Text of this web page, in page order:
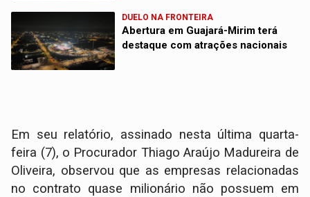
DUELO NA FRONTEIRA
Abertura em Guajará-Mirim terá
destaque com atrações nacionais
Em seu relatório, assinado nesta última quarta-
feira (7), o Procurador Thiago Araújo Madureira de
Oliveira, observou que as empresas relacionadas
no contrato quase milionário não possuem em